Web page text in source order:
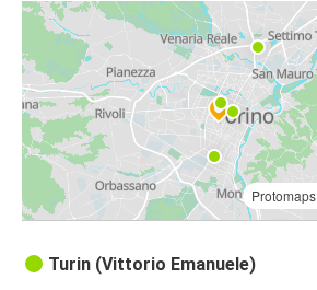
Protomaps
Turin (Vittorio Emanuele)